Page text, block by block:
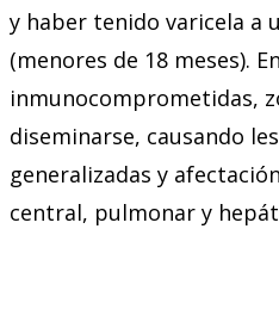
y haber tenido varicela a
(menores de 18 meses).
inmunocomprometidas,
diseminarse, causando
generalizadas y
central, pulmonar y